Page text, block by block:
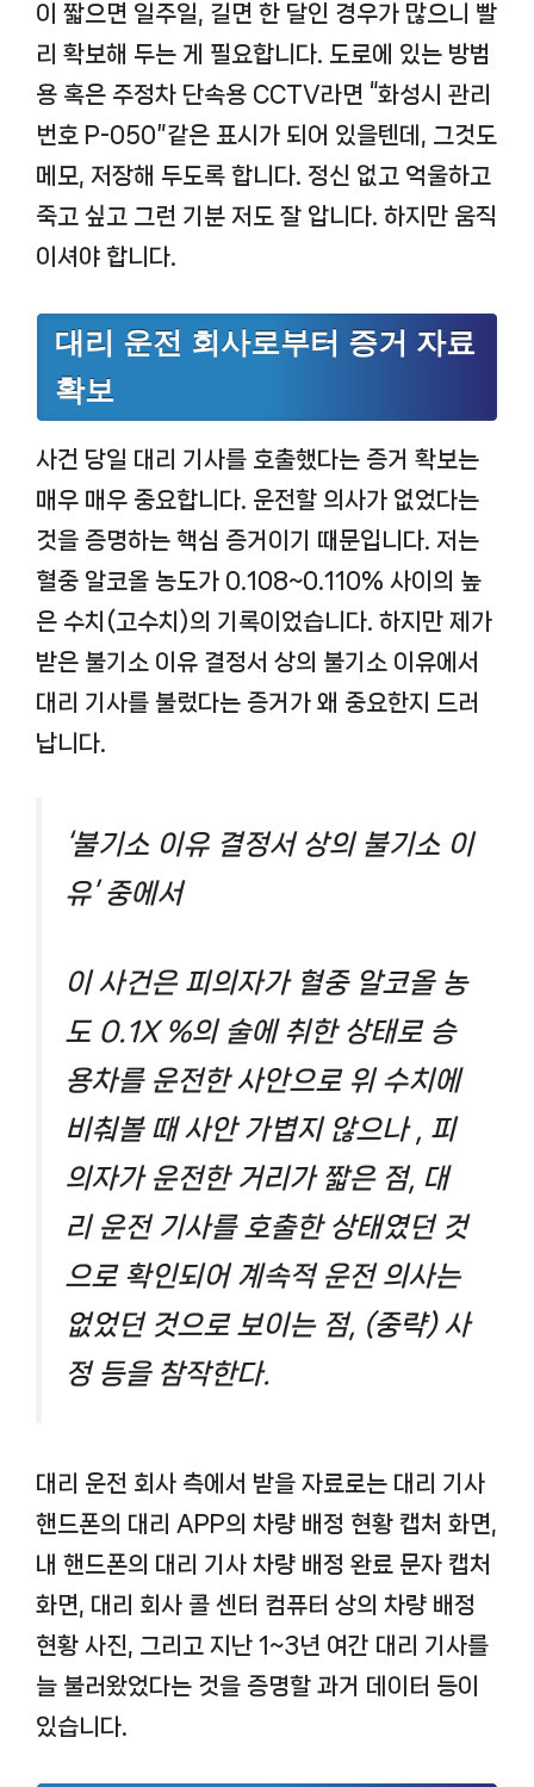
이 짧으면 일주일, 길면 한 달인 경우가 많으니 빨
리 확보해 두는 게 필요합니다. 도로에 있는 방범
용 혹은 주정차 단속용 CCTV라면 “화성시 관리
번호 P-050″같은 표시가 되어 있을텐데, 그것도
메모, 저장해 두도록 합니다. 정신 없고 억울하고
죽고 싶고 그런 기분 저도 잘 압니다. 하지만 움직
이셔야 합니다.
대리 운전 회사로부터 증거 자료
확보
사건 당일 대리 기사를 호출했다는 증거 확보는
매우 매우 중요합니다. 운전할 의사가 없었다는
것을 증명하는 핵심 증거이기 때문입니다. 저는
혈중 알코올 농도가 0.108~0.110% 사이의 높
은 수치(고수치)의 기록이었습니다. 하지만 제가
받은 불기소 이유 결정서 상의 불기소 이유에서
대리 기사를 불렀다는 증거가 왜 중요한지 드러
납니다.
‘불기소 이유 결정서 상의 불기소 이
유’ 중에서
이 사건은 피의자가 혈중 알코올 농
도 0.1X %의 술에 취한 상태로 승
용차를 운전한 사안으로 위 수치에
비춰볼 때 사안 가볍지 않으나 , 피
의자가 운전한 거리가 짧은 점, 대
리 운전 기사를 호출한 상태였던 것
으로 확인되어 계속적 운전 의사는
없었던 것으로 보이는 점, (중략) 사
정 등을 참작한다.
대리 운전 회사 측에서 받을 자료로는 대리 기사
핸드폰의 대리 APP의 차량 배정 현황 캡처 화면,
내 핸드폰의 대리 기사 차량 배정 완료 문자 캡처
화면, 대리 회사 콜 센터 컴퓨터 상의 차량 배정
현황 사진, 그리고 지난 1~3년 여간 대리 기사를
늘 불러왔었다는 것을 증명할 과거 데이터 등이
있습니다.